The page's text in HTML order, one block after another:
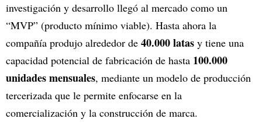
investigación y desarrollo llegó al mercado como un
“MVP” (producto mínimo viable). Hasta ahora la
compañía produjo alrededor de 40.000 latas y tiene una
capacidad potencial de fabricación de hasta 100.000
unidades mensuales, mediante un modelo de producción
tercerizada que le permite enfocarse en la
comercialización y la construcción de marca.